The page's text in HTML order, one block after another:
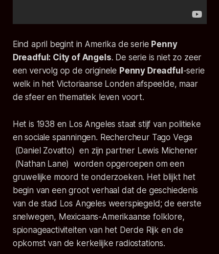
Eind april begint in Amerika de serie Penny
Dreadful: City of Angels. De serie is niet zo zeer
een vervolg op de originele Penny Dreadful-serie
welk in het Victoriaanse Londen afspeelde, maar
de sfeer en thematiek leven voort.
Het is 1938 en Los Angeles staat stijf van politieke
en sociale spanningen. Rechercheur Tago Vega
(Daniel Zovatto) en zijn partner Lewis Michener
(Nathan Lane) worden opgeroepen om een
gruwelijke moord te onderzoeken. Het blijkt het
begin van een groot verhaal dat de geschiedenis
van de stad Los Angeles weerspiegeld; de eerste
snelwegen, Mexicaans-Amerikaanse folklore,
spionageactiviteiten van het Derde Rijk en de
opkomst van de kerkelijke radiostations.